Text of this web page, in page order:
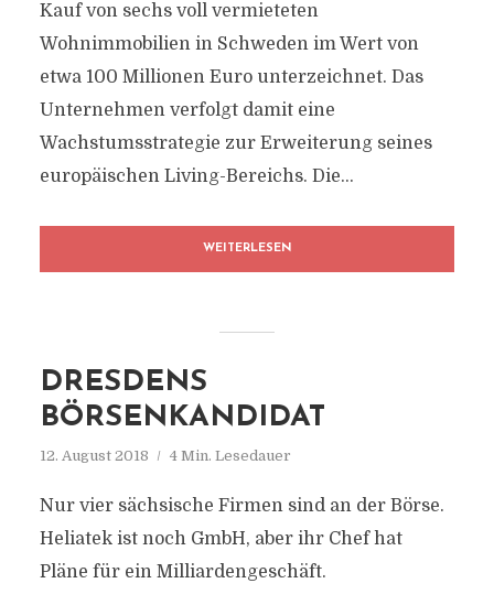
Kauf von sechs voll vermieteten
Wohnimmobilien in Schweden im Wert von
etwa 100 Millionen Euro unterzeichnet. Das
Unternehmen verfolgt damit eine
Wachstumsstrategie zur Erweiterung seines
europäischen Living-Bereichs. Die...
WEITERLESEN
DRESDENS
BÖRSENKANDIDAT
12. August 2018 4 Min. Lesedauer
Nur vier sächsische Firmen sind an der Börse.
Heliatek ist noch GmbH, aber ihr Chef hat
Pläne für ein Milliardengeschäft.